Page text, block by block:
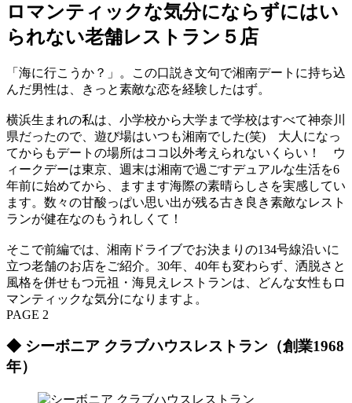
ロマンティックな気分にならずにはい
られない老舗レストラン５店
「海に行こうか？」。この口説き文句で湘南デートに持ち込
んだ男性は、きっと素敵な恋を経験したはず。
横浜生まれの私は、小学校から大学まで学校はすべて神奈川
県だったので、遊び場はいつも湘南でした(笑) 大人になっ
てからもデートの場所はココ以外考えられないくらい！ ウ
ィークデーは東京、週末は湘南で過ごすデュアルな生活を6
年前に始めてから、ますます海際の素晴らしさを実感してい
ます。数々の甘酸っぱい思い出が残る古き良き素敵なレスト
ランが健在なのもうれしくて！
そこで前編では、湘南ドライブでお決まりの134号線沿いに
立つ老舗のお店をご紹介。30年、40年も変わらず、洒脱さと
風格を併せもつ元祖・海見えレストランは、どんな女性もロ
マンティックな気分になりますよ。
PAGE 2
◆ シーボニア クラブハウスレストラン（創業1968
年）